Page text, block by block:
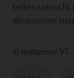
settecenteschi
dimensione
di redazione VT